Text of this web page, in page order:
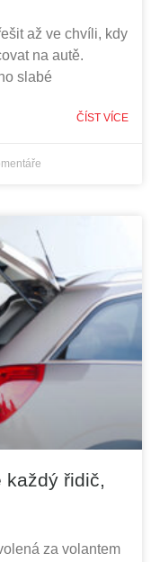
až ve chvíli, kdy
na autě.
slabé
ČÍST VÍCE
každý řidič,
za volantem